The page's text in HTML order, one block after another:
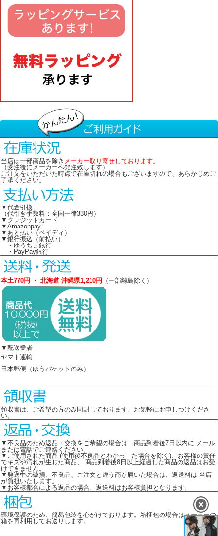
当店は一部商品を除き メーカー取り寄せしております。
（受注後にメーカーへ発注致します）
ご注文をいただいた時点で在庫切れの場合もございますので、あらかじめご
了承ください。
▼代金引換
（代引き手数料：全国一律330円）
▼クレジットカード
▼Amazonpay
▼あと払い（ペイディ）
▼銀行振込（前払い）
・ゆうちょ銀行
・PayPay銀行
本土770円 ・ 北海道 沖縄県1,210円 （一部離島除く）
▼配送業者
ヤマト運輸
日本郵便（ゆうパケットのみ）
領収書は、ご希望の方のみ同封しております。お気軽にお申しつけくださ
い。
▼不良品のため返品・交換をご希望の場合は 商品到着後7日以内に メール
または電話でご連絡ください。
▼ご使用された商品 (使用後不良品とわかっ た場合を除く)、お客様の責任
でキズや汚れが生じた商品、 商品到着後8日以上経過した商品の返品はお受
けできません。
▼発送中の破損、不良品、ご注文と違う商が届いた場合は、返送料は 当店
が負担いたします。
▼お客様都合による返品の場合、返送料はお客様負担となります。
環境保護のため、簡易包装を心がけております。箱梱包の場合はメーカーの
箱を再利用してお送りします。